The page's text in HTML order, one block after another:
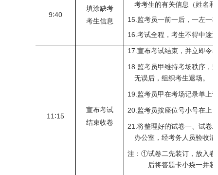
9∶40
填涂缺考
考生信息
考考生的有关信息（姓名
15. 监考员一前一后，一左一
16. 考试全程，考生不得中途
11 ∶15
宣布考试
结束收卷
17. 宣布考试结束，并立即令
18. 监考员甲维持考场秩序，
无误后，组织考生退场。
19. 监考员甲在考场记录单上
20. 监考员按座位号小号在上
21. 将整理好的试卷一、试卷
办公室，经考务人员验收
注：①试卷二先装订，放入卷
后将答题卡小袋一并